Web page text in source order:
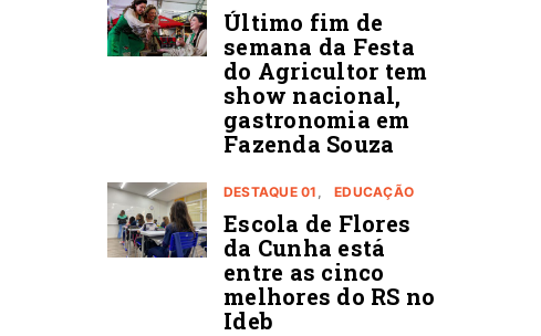
Último fim de
semana da Festa
do Agricultor tem
show nacional,
gastronomia em
Fazenda Souza
DESTAQUE 01 EDUCAÇÃO
Escola de Flores
da Cunha está
entre as cinco
melhores do RS no
Ideb